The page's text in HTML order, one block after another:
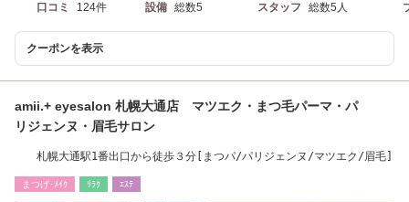
口コミ 124件 設備 総数5 スタッフ 総数5人
クーポンを表示
amii.+ eyesalon 札幌大通店 マツエク・まつ毛パーマ・パ
リジェンヌ・眉毛サロン
札幌大通駅1番出口から徒歩３分[まつパ/パリジェンヌ/マツエク/眉毛]
まつげ･ﾒｲｸ ﾘﾗｸ ｴｽﾃ